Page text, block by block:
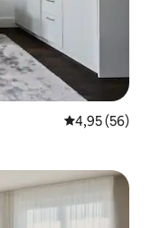
Nilai rata-rata
4,95 (56)